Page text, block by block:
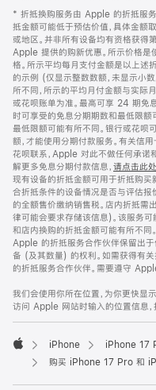
* 折抵换购服务由 Apple 的折抵服务
抵金额可能低于预估价值，具体金额
或地区。并非所有设备均有资格获得
Apple 提供的购新优惠。所示价格是
格。所示平均每月支付金额是以上述
的示例 (仅显示整数数额，未显示小
所不同，所示的平均月付金额与实际
或花呗账单为准。最高可享 24 期免
时可享受的免息分期期数和最低限额
最低限额可能有所不同。银行或花呗
额，才能使用分期付款服务。有关信
花呗联系，Apple 对此不做任何承诺
解更多免息分期付款信息， 请点击此处
现有设备的折抵金额可用于折抵购
合折抵条件的设备情况是否与评估报
的全额售价缴纳销售税。店内折抵
律可能会要求存储该信息)。该服务
和店内换购的折抵金额可能有所不
Apple 的折抵服务合作伙伴保留出于
备 (及其数量) 的权利。如需获得有
的折抵服务合作伙伴。需要遵守
我们会使用你所在位置，为你更快显
访问 Apple 网站时输入的位置信息，
Apple
iPhone
iPhone 17
购买 iPhone 17 Pro 和